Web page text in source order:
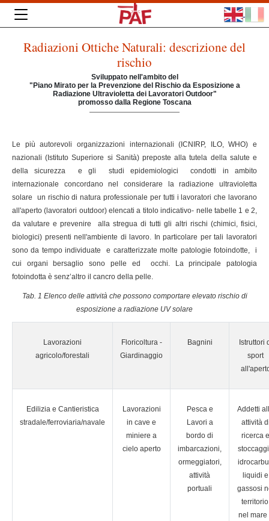
Radiazioni Ottiche Naturali: descrizione del
rischio
Sviluppato nell'ambito del
"Piano Mirato per la Prevenzione del Rischio da Esposizione a
Radiazione Ultravioletta dei Lavoratori Outdoor"
promosso dalla Regione Toscana
Le più autorevoli organizzazioni internazionali (ICNIRP, ILO, WHO) e
nazionali (Istituto Superiore si Sanità) preposte alla tutela della salute e
della sicurezza e gli studi epidemiologici condotti in ambito
internazionale concordano nel considerare la radiazione ultravioletta
solare un rischio di natura professionale per tutti i lavoratori che lavorano
all'aperto (lavoratori outdoor) elencati a titolo indicativo- nelle tabelle 1 e 2,
da valutare e prevenire alla stregua di tutti gli altri rischi (chimici, fisici,
biologici) presenti nell'ambiente di lavoro. In particolare per tali lavoratori
sono da tempo individuate e caratterizzate molte patologie fotoindotte, i
cui organi bersaglio sono pelle ed occhi. La principale patologia
fotoindotta è senz’altro il cancro della pelle.
Tab. 1 Elenco delle attività che possono comportare elevato rischio di
esposizione a radiazione UV solare
Lavorazioni
agricolo/forestali
Floricoltura -
Giardinaggio
Bagnini
Istruttori
sport
Edilizia e Cantieristica
stradale/ferroviaria/navale
Lavorazioni
in cave e
miniere a
cielo aperto
Pesca e
Lavori a
bordo di
imbarcazioni,
ormeggiatori,
attività
portuali
Addetti
attività
ricerca e
liquidi e
gassosi
nel mare